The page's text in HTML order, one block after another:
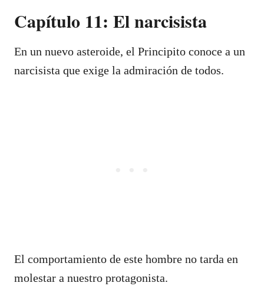
Capítulo 11: El narcisista
En un nuevo asteroide, el Principito conoce a un
narcisista que exige la admiración de todos.
El comportamiento de este hombre no tarda en
molestar a nuestro protagonista.